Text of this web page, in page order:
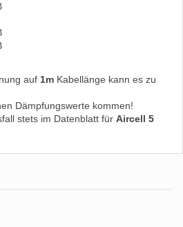
auf 1m Kabellänge kann es zu
Dämpfungswerte kommen!
stets im Datenblatt für Aircell 5